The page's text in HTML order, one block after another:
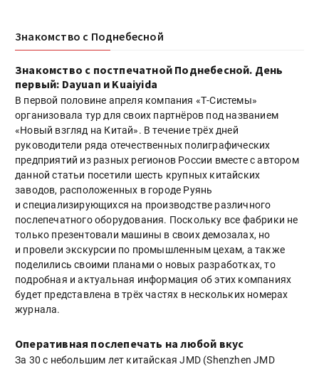
Знакомство с Поднебесной
Знакомство с постпечатной Поднебесной. День
первый: Dayuan и Kuaiyida
В первой половине апреля компания «Т-Системы»
организовала тур для своих партнёров под названием
«Новый взгляд на Китай». В течение трёх дней
руководители ряда отечественных полиграфических
предприятий из разных регионов России вместе с автором
данной статьи посетили шесть крупных китайских
заводов, расположенных в городе Руянь
и специализирующихся на производстве различного
послепечатного оборудования. Поскольку все фабрики не
только презентовали машины в своих демозалах, но
и провели экскурсии по промышленным цехам, а также
поделились своими планами о новых разработках, то
подробная и актуальная информация об этих компаниях
будет представлена в трёх частях в нескольких номерах
журнала.
Оперативная послепечать на любой вкус
За 30 с небольшим лет китайская JMD (Shenzhen JMD